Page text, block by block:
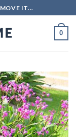
IT...
0